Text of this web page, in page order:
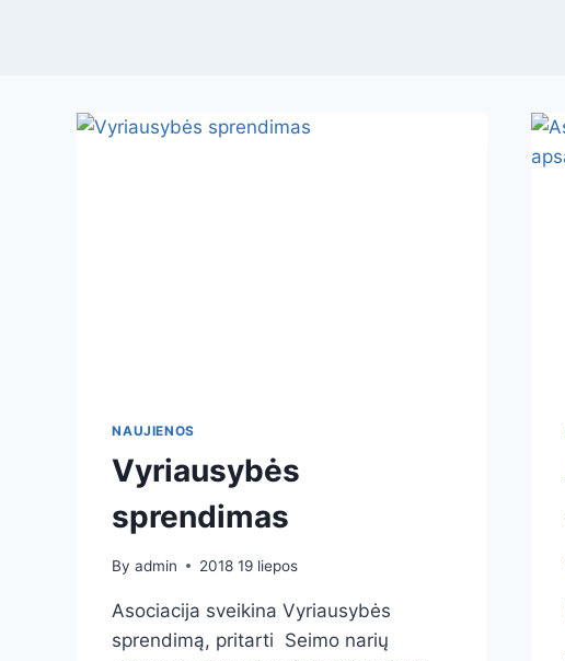
NAUJIENOS
Vyriausybės
sprendimas
By admin 2018 19 liepos
Asociacija sveikina Vyriausybės
sprendimą, pritarti Seimo narių